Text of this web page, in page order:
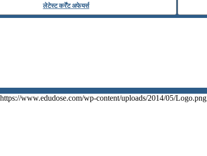
लेटेस्ट कर्रेंट अफेयर्स
https://www.edudose.com/wp-content/uploads/2014/05/Logo.png